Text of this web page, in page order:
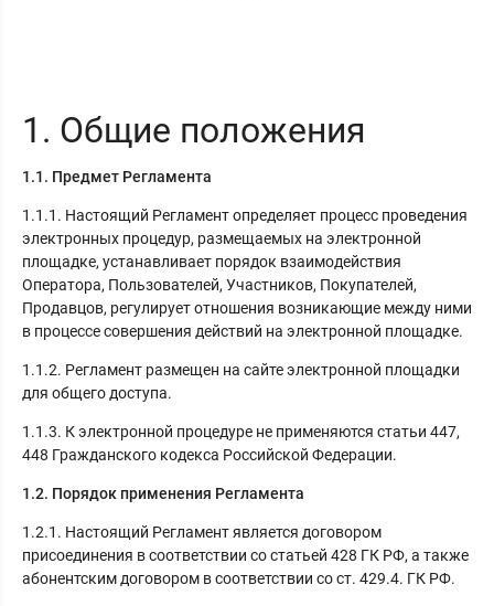
1. Общие положения
1.1. Предмет Регламента
1.1.1. Настоящий Регламент определяет процесс проведения
электронных процедур, размещаемых на электронной
площадке, устанавливает порядок взаимодействия
Оператора, Пользователей, Участников, Покупателей,
Продавцов, регулирует отношения возникающие между ними
в процессе совершения действий на электронной площадке.
1.1.2. Регламент размещен на сайте электронной площадки
для общего доступа.
1.1.3. К электронной процедуре не применяются статьи 447,
448 Гражданского кодекса Российской Федерации.
1.2. Порядок применения Регламента
1.2.1. Настоящий Регламент является договором
присоединения в соответствии со статьей 428 ГК РФ, а также
абонентским договором в соответствии со ст. 429.4. ГК РФ.